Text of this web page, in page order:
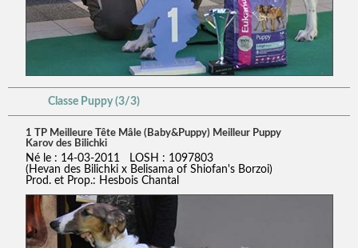
Classe Puppy (3/3)
1 TP Meilleure Tête Mâle (Baby&Puppy) Meilleur Puppy
Karov des Bilichki
Né le : 14-03-2011 LOSH : 1097803
(Hevan des Bilichki x Belisama of Shiofan's Borzoi)
Prod. et Prop.: Hesbois Chantal